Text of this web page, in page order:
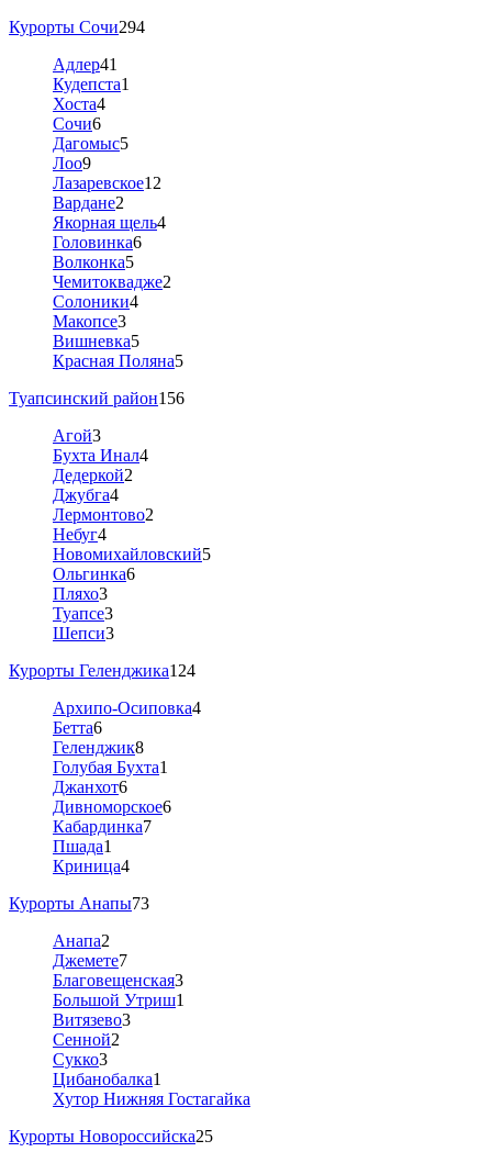
Курорты Сочи294
Адлер41
Кудепста1
Хоста4
Сочи6
Дагомыс5
Лоо9
Лазаревское12
Вардане2
Якорная щель4
Головинка6
Волконка5
Чемитоквадже2
Солоники4
Макопсе3
Вишневка5
Красная Поляна5
Туапсинский район156
Агой3
Бухта Инал4
Дедеркой2
Джубга4
Лермонтово2
Небуг4
Новомихайловский5
Ольгинка6
Пляхо3
Туапсе3
Шепси3
Курорты Геленджика124
Архипо-Осиповка4
Бетта6
Геленджик8
Голубая Бухта1
Джанхот6
Дивноморское6
Кабардинка7
Пшада1
Криница4
Курорты Анапы73
Анапа2
Джемете7
Благовещенская3
Большой Утриш1
Витязево3
Сенной2
Сукко3
Цибанобалка1
Хутор Нижняя Гостагайка
Курорты Новороссийска25